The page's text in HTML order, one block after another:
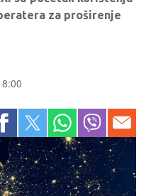
za proširenje